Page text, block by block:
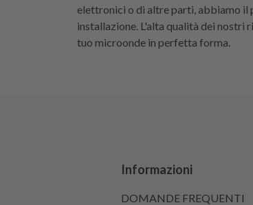
elettronici o di altre parti, abbiamo il
installazione. L'alta qualità dei nostri
tuo microonde in perfetta forma.
Informazioni
DOMANDE FREQUENTI